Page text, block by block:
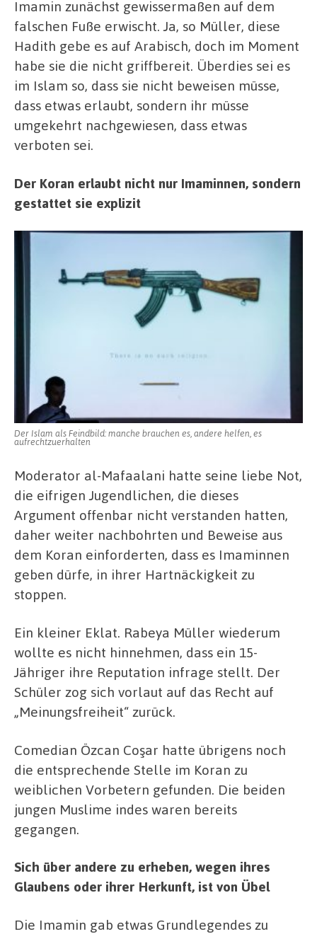
Imamin zunächst gewissermaßen auf dem
falschen Fuße erwischt. Ja, so Müller, diese
Hadith gebe es auf Arabisch, doch im Moment
habe sie die nicht griffbereit. Überdies sei es
im Islam so, dass sie nicht beweisen müsse,
dass etwas erlaubt, sondern ihr müsse
umgekehrt nachgewiesen, dass etwas
verboten sei.
Der Koran erlaubt nicht nur Imaminnen, sondern
gestattet sie explizit
Der Islam als Feindbild: manche brauchen es, andere helfen, es
aufrechtzuerhalten
Moderator al-Mafaalani hatte seine liebe Not,
die eifrigen Jugendlichen, die dieses
Argument offenbar nicht verstanden hatten,
daher weiter nachbohrten und Beweise aus
dem Koran einforderten, dass es Imaminnen
geben dürfe, in ihrer Hartnäckigkeit zu
stoppen.
Ein kleiner Eklat. Rabeya Müller wiederum
wollte es nicht hinnehmen, dass ein 15-
Jähriger ihre Reputation infrage stellt. Der
Schüler zog sich vorlaut auf das Recht auf
„Meinungsfreiheit“ zurück.
Comedian Özcan Coşar hatte übrigens noch
die entsprechende Stelle im Koran zu
weiblichen Vorbetern gefunden. Die beiden
jungen Muslime indes waren bereits
gegangen.
Sich über andere zu erheben, wegen ihres
Glaubens oder ihrer Herkunft, ist von Übel
Die Imamin gab etwas Grundlegendes zu